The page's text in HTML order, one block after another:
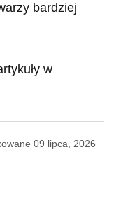
bardziej
w
09 lipca, 2026